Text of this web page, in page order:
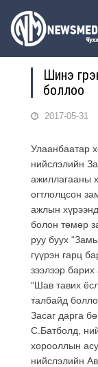
Шинэ
боллоо
2017-05-31
Улаанбаатар
нийслэлийн
ажиллагааны
огтлолцсон
ажлын
болон төмөр
руу буух
гүүрэн гарц
зээлээр
“Шав тавих
талбайд
Засаг дарга
С.Батболд,
хорооллын
нийслэлийн